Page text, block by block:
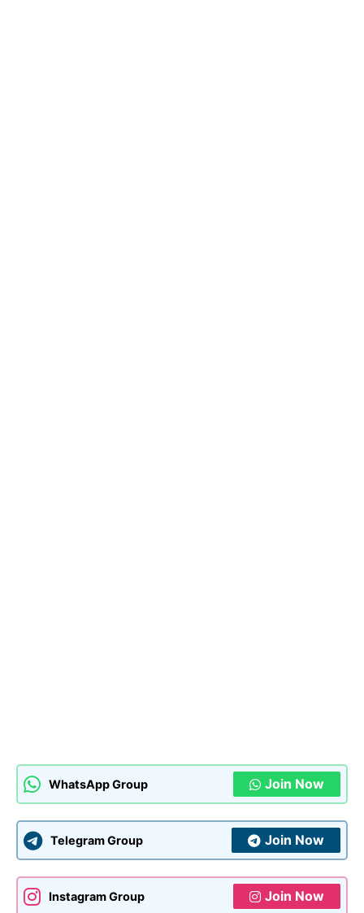
WhatsApp Group Join Now
Telegram Group Join Now
Instagram Group Join Now